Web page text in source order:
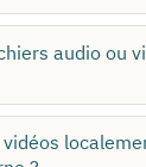
audio ou